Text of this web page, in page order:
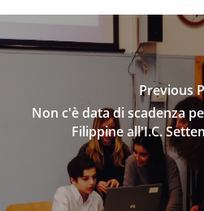
Previous
Non c'è data di scadenza
Filippine all'I.C.